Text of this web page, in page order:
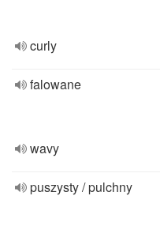
curly
falowane
wavy
puszysty / pulchny